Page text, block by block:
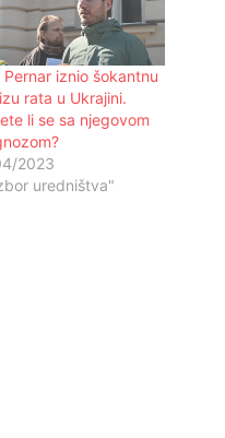
Pernar iznio šokantnu
rata u Ukrajini.
li se sa njegovom
2023
uredništva"